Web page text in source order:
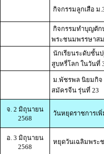
กิจกรรมลูกเสือ ม
กิจกรรมทำบุญตัก
พระชนมพรรษาส
นักเรียนระดับชั้น
สูบหรี่โลก ในวันที่
ม.พัชรพล นิยมกิจ
สมัครจีน รุ่นที่ 23
จ. 2 มิถุนายน
2568
วันหยุดราชการเ
อ. 3 มิถุนายน
2568
หยุดวันเฉลิมพระ